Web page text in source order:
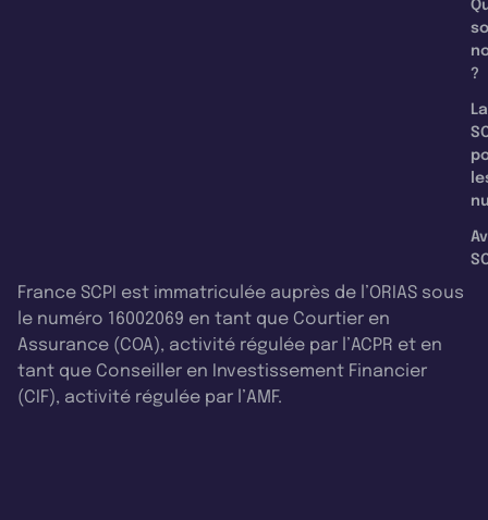
?
La
France SCPI est immatriculée auprès de l’ORIAS sous
le numéro 16002069 en tant que Courtier en
Assurance (COA), activité régulée par l’ACPR et en
tant que Conseiller en Investissement Financier
(CIF), activité régulée par l’AMF.